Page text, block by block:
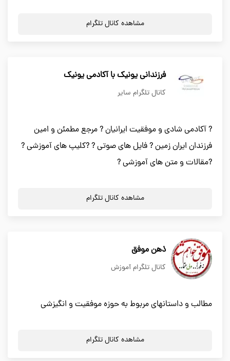
مشاهده کانال تلگرام
فرزندانی یونیک با آکادمی یونیک
کانال تلگرام سایر
? آکادمی شادی و موفقیت ایرانیان ? مرجع مطمئن و امین
فرزندان ایران زمین ? فایل های صوتی ? ?كليپ هاي آموزشی ?
?مقالات و متن های آموزشی ?
مشاهده کانال تلگرام
ذهن موفق
کانال تلگرام آموزش
مطالب و داستانهای مربوط به حوزه موفقیت و انگیزشی
مشاهده کانال تلگرام